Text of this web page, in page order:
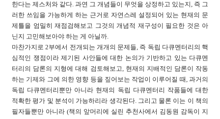
한다는 제스처와 같다. 과연 그 개념들이 무엇을 상정하고 있는지, 즉 그
러한 쓰임을 가능하게 하는 근거로 자연스레 설정되어 있는 현재의 문
제틀을 엄밀히 재점검해보고 그것의 개념적 재구성이 필요한 것은 아
닌지 고민해보아야 하는 게 아닐까.
마찬가지로 2부에서 전개되는 개개의 문제들, 즉 독립 다큐멘터리의 핵
심적인 쟁점이라 제기된 사안들에 대한 논의가 기반하고 있는 다큐멘
터리의 담론의 지형에 대해 검토해보고, 현재의 지배적인 담론이 작동
하는 기제와 그에 의한 영향 등을 짚어보는 작업이 이루어질 때, 과거의
독립 다큐멘터리뿐만 아니라 현재의 독립 다큐멘터리 작품들에 대한
적확한 평가 및 분석이 가능하리라 생각된다. 그리고 물론 이는 이 책의
필자들뿐만 아니라 (책의 앞머리에 실린 추천사에서 김동원 감독이 지